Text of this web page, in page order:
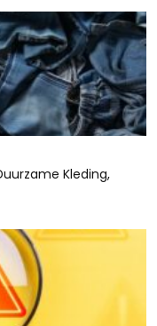
Kleding,